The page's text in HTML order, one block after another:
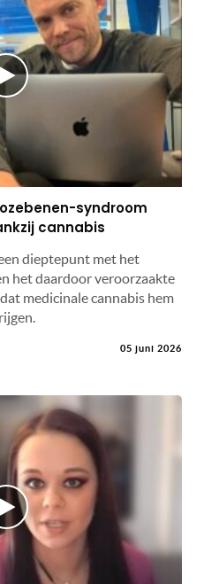
syndroom
cannabis
dieptepunt met het
het daardoor veroorzaakte
medicinale cannabis hem
05 juni 2026